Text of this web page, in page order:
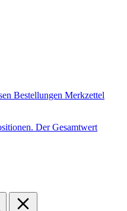
Bestellungen Merkzettel
Der Gesamtwert